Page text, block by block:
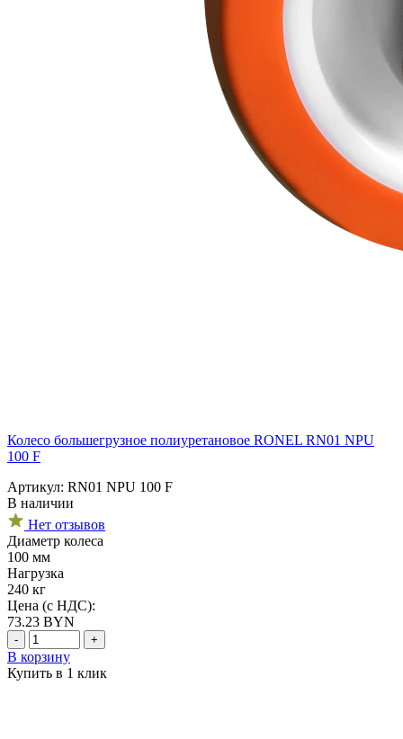
Колесо большегрузное полиуретановое RONEL RN01 NPU
100 F
Артикул: RN01 NPU 100 F
В наличии
Нет отзывов
Диаметр колеса
100 мм
Нагрузка
240 кг
Цена (с НДС):
73.23 BYN
- +
В корзину
Купить в 1 клик